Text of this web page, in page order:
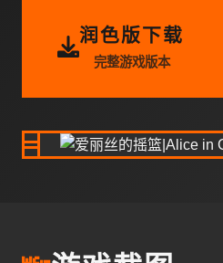
润色版下载
完整游戏版本